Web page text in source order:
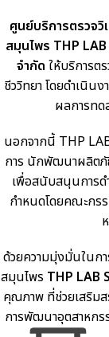
ศูนย์บริการตรวจวิ
สมุนไพร THP
จำกัด ให้บริการต
ชีววิทยา โดยดำเนิน
ผลการทด
นอกจากนี้ THP
การ นักพัฒนาผลิต
เพื่อสนับสนุนการด
กำหนดโดยคณะก
ด้วยความมุ่งมั่นในก
สมุนไพร THP LAB
คุณภาพ ที่ช่วยเสริม
การพัฒนาอุตสาหกร